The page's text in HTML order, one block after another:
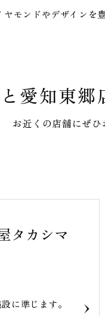
モンドやデザインを
愛知東郷
お近くの店舗にぜひ
タカシマ
に準じます。